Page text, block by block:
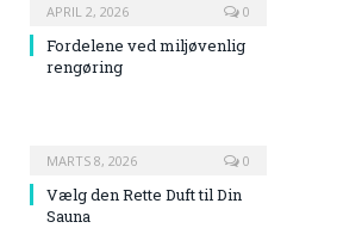
APRIL 2, 2026 0
Fordelene ved miljøvenlig
rengøring
MARTS 8, 2026 0
Vælg den Rette Duft til Din
Sauna